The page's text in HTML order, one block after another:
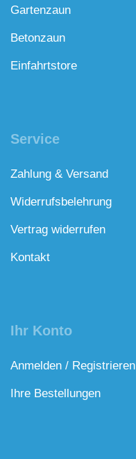
Gartenzaun
Betonzaun
Einfahrtstore
Service
Zahlung & Versand
Widerrufsbelehrung
Vertrag widerrufen
Kontakt
Ihr Konto
Anmelden / Registrieren
Ihre Bestellungen